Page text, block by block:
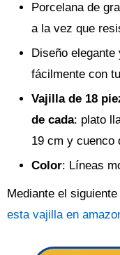
Porcelana de
a la vez que
Diseño elegante
fácilmente con
Vajilla de 18
de cada: plato
19 cm y cuenco
Color: Líneas
Mediante el
esta vajilla en